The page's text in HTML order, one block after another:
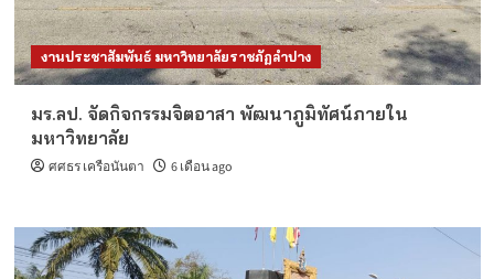
งานประชาสัมพันธ์ มหาวิทยาลัยราชภัฏลำปาง
มร.ลป. จัดกิจกรรมจิตอาสา พัฒนาภูมิทัศน์ภายใน
มหาวิทยาลัย
ศศธร เครือนันตา 6 เดือน ago